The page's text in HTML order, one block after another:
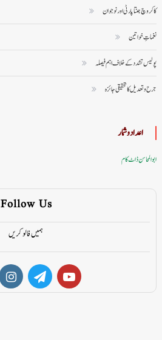
کاکروچ جنتا پارٹی اور نوجوان
نغماتِ خواتین
پولیس تشدد کے خلاف اہم فیصلہ
جرح و تعدیل کا تحقیقی جائزہ
اعداد وشمار
ابوالمحاسن ڈاٹ کام
Follow Us
ہمیں فالو کریں